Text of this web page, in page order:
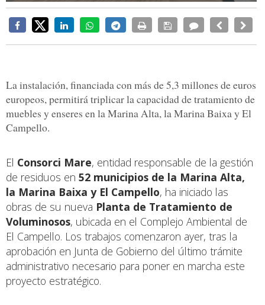
La instalación, financiada con más de 5,3 millones de euros
europeos, permitirá triplicar la capacidad de tratamiento de
muebles y enseres en la Marina Alta, la Marina Baixa y El
Campello.
El Consorci Mare, entidad responsable de la gestión
de residuos en 52 municipios de la Marina Alta,
la Marina Baixa y El Campello, ha iniciado las
obras de su nueva Planta de Tratamiento de
Voluminosos, ubicada en el Complejo Ambiental de
El Campello. Los trabajos comenzaron ayer, tras la
aprobación en Junta de Gobierno del último trámite
administrativo necesario para poner en marcha este
proyecto estratégico.